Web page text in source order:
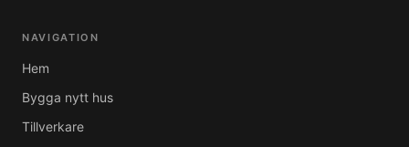
NAVIGATION
Hem
Bygga nytt hus
Tillverkare